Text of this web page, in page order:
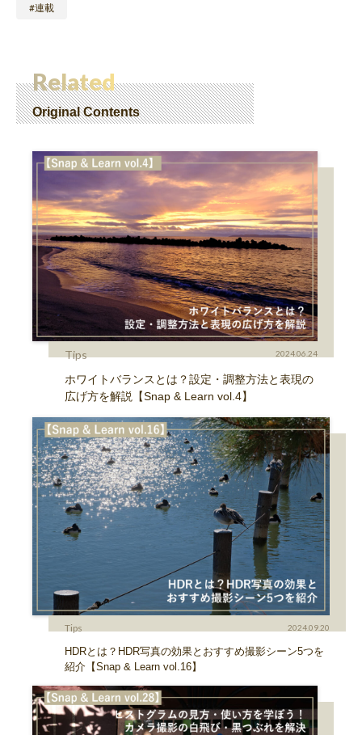
連載
Related
Original Contents
Tips 2024.06.24
ホワイトバランスとは？設定・調整方法と表現の
広げ方を解説【Snap & Learn vol.4】
Tips 2024.09.20
HDRとは？HDR写真の効果とおすすめ撮影シーン5つを
紹介【Snap & Learn vol.16】